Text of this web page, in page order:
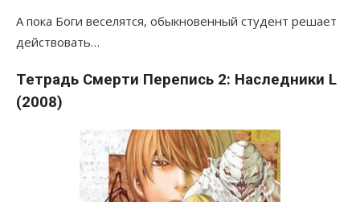
А пока Боги веселятся, обыкновенный студент решает
действовать…
Тетрадь Смерти Перепись 2: Наследники L
(2008)